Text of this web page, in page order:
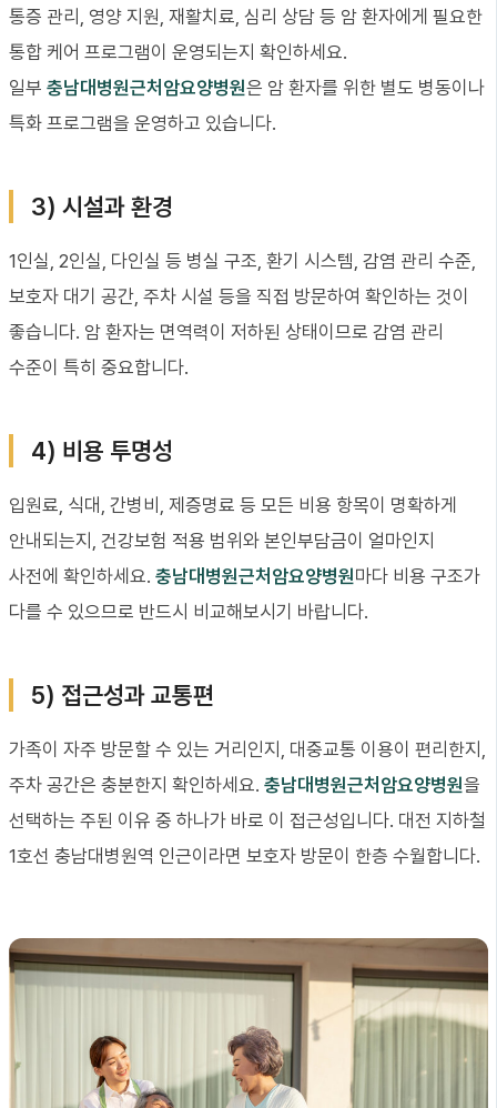
통증 관리, 영양 지원, 재활치료, 심리 상담 등 암 환자에게 필요한
통합 케어 프로그램이 운영되는지 확인하세요.
일부 충남대병원근처암요양병원은 암 환자를 위한 별도 병동이나
특화 프로그램을 운영하고 있습니다.
3) 시설과 환경
1인실, 2인실, 다인실 등 병실 구조, 환기 시스템, 감염 관리 수준,
보호자 대기 공간, 주차 시설 등을 직접 방문하여 확인하는 것이
좋습니다. 암 환자는 면역력이 저하된 상태이므로 감염 관리
수준이 특히 중요합니다.
4) 비용 투명성
입원료, 식대, 간병비, 제증명료 등 모든 비용 항목이 명확하게
안내되는지, 건강보험 적용 범위와 본인부담금이 얼마인지
사전에 확인하세요. 충남대병원근처암요양병원마다 비용 구조가
다를 수 있으므로 반드시 비교해보시기 바랍니다.
5) 접근성과 교통편
가족이 자주 방문할 수 있는 거리인지, 대중교통 이용이 편리한지,
주차 공간은 충분한지 확인하세요. 충남대병원근처암요양병원을
선택하는 주된 이유 중 하나가 바로 이 접근성입니다. 대전 지하철
1호선 충남대병원역 인근이라면 보호자 방문이 한층 수월합니다.